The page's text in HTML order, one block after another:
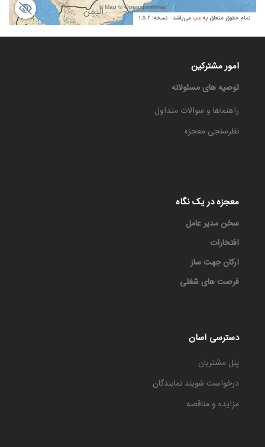
امور مشترکین
توصیه های مسئولانه
راهنماها و سوالات متداول
نظرسنجی معجزه
معجزه در یک نگاه
سخن مدیر عامل
افتخارات
ارکان جهت ساز
فرصت های شغلی
دسترسی آسان
پنل مشتریان
درخواست شویند نمایندگان
مزایده و مناقصه